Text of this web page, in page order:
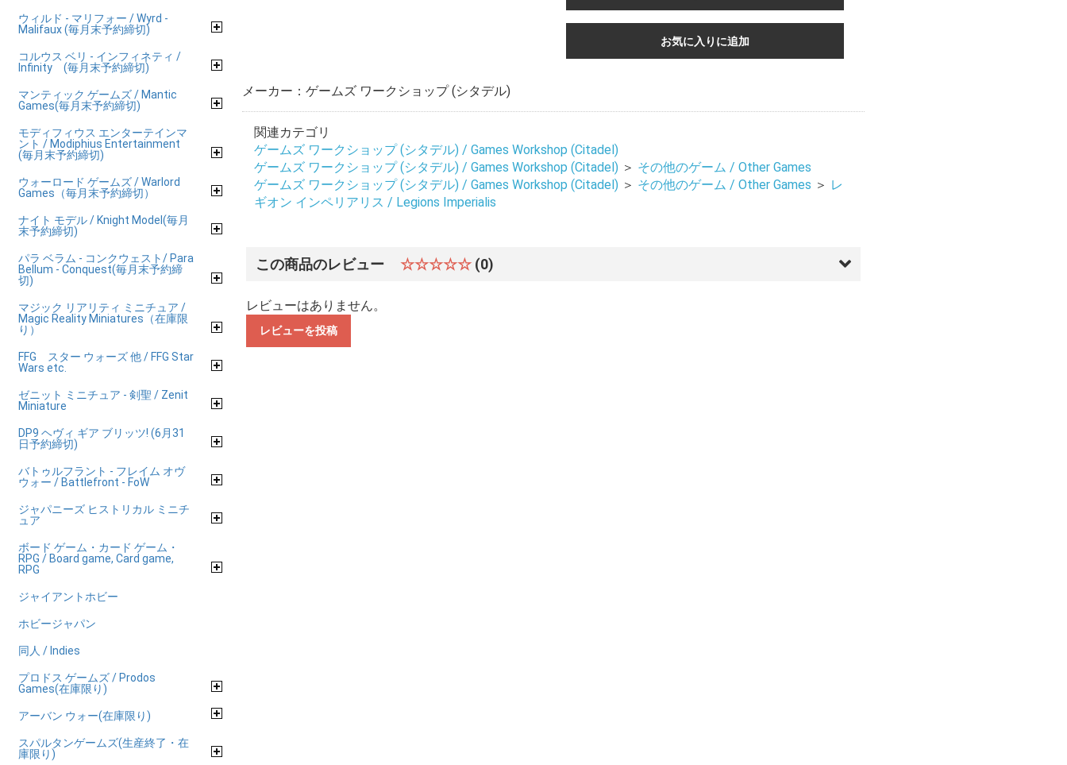
ウィルド - マリフォー / Wyrd -
Malifaux (毎月末予約締切)
コルウス ベリ - インフィネティ /
Infinity (毎月末予約締切)
マンティック ゲームズ / Mantic
Games(毎月末予約締切)
モディフィウス エンターテインマ
ント / Modiphius Entertainment
(毎月末予約締切)
ウォーロード ゲームズ / Warlord
Games（毎月末予約締切）
ナイト モデル / Knight Model(毎月
末予約締切)
パラ ベラム - コンクウェスト/ Para
Bellum - Conquest(毎月末予約締
切)
マジック リアリティ ミニチュア /
Magic Reality Miniatures（在庫限
り）
FFG スター ウォーズ 他 / FFG Star
Wars etc.
ゼニット ミニチュア - 剣聖 / Zenit
Miniature
DP9 ヘヴィ ギア ブリッツ! (6月31
日予約締切)
バトゥルフラント - フレイム オヴ
ウォー / Battlefront - FoW
ジャパニーズ ヒストリカル ミニチ
ュア
ボード ゲーム・カード ゲーム・
RPG / Board game, Card game,
RPG
ジャイアントホビー
ホビージャパン
同人 / Indies
プロドス ゲームズ / Prodos
Games(在庫限り)
アーバン ウォー(在庫限り)
スパルタンゲームズ(生産終了・在
庫限り)
お気に入りに追加
メーカー：ゲームズ ワークショップ (シタデル)
関連カテゴリ
ゲームズ ワークショップ (シタデル) / Games Workshop (Citadel)
ゲームズ ワークショップ (シタデル) / Games Workshop (Citadel) ＞ その他のゲーム / Other Games
ゲームズ ワークショップ (シタデル) / Games Workshop (Citadel) ＞ その他のゲーム / Other Games ＞ レ
ギオン インペリアリス / Legions Imperialis
この商品のレビュー ☆☆☆☆☆ (0)
レビューはありません。
レビューを投稿